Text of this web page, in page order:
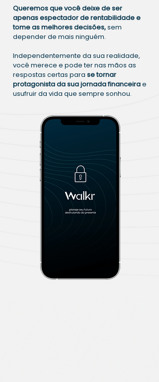
Apaixone-se pelo seu projeto
de vida,não pela sua carteira
de investimentos.
Telefone*
Queremos que você deixe de ser
apenas espectador de rentabilidade e
tome as melhores decisões,sem
depender de mais ninguém.
Independentemente da sua realidade,
você merece e pode ter nas mãos as
respostas certas para se tornar
protagonista da sua jornada financeirae
usufruir da vida que sempre sonhou.